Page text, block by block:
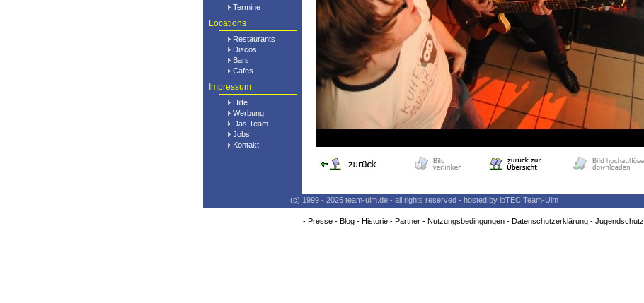
Termine
Locations
Restaurants
Discos
Bars
Cafes
Impressum
Hilfe
Werbung
Das Team
Jobs
Kontakt
(c) 1999 - 2026 team-ulm.de - all rights reserved - hosted by ibTEC Team-Ulm
- Presse- Blog- Historie- Partner- Nutzungsbedingungen- Datenschutzerklärung- Jugendschutz